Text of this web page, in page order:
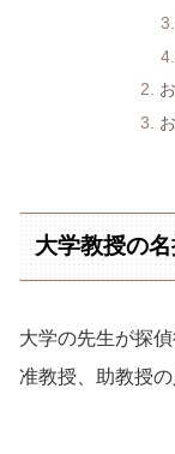
大学教授の
大学の先生が探
准教授、助教授